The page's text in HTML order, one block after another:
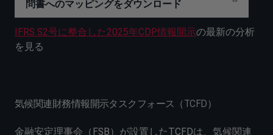
問書へのマッピングをダウンロード
IFRS S2号に整合した2025年CDP情報開示の最新の分析
を見る
気候関連財務情報開示タスクフォース（TCFD）
金融安定理事会（FSB）が設置したTCFDは、気候関連